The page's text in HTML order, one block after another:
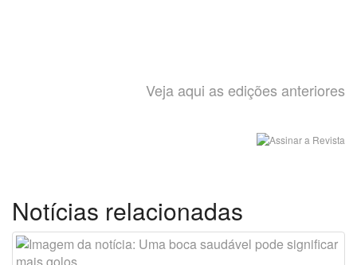
Veja aqui as edições anteriores
Notícias relacionadas